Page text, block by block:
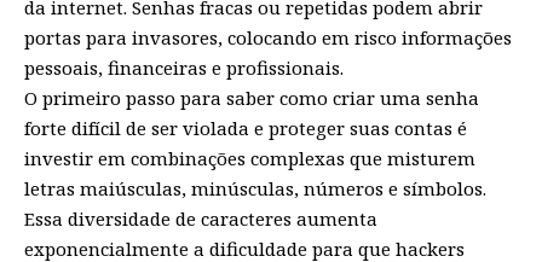
da internet. Senhas fracas ou repetidas podem abrir
portas para invasores, colocando em risco informações
pessoais, financeiras e profissionais.
O primeiro passo para saber como criar uma senha
forte difícil de ser violada e proteger suas contas é
investir em combinações complexas que misturem
letras maiúsculas, minúsculas, números e símbolos.
Essa diversidade de caracteres aumenta
exponencialmente a dificuldade para que hackers